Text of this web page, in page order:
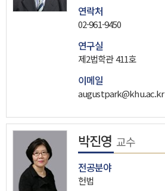
연락처
02-961-9450
연구실
제2법학관 411호
이메일
augustpark@khu.ac.kr
박진영 교수
전공분야
헌법